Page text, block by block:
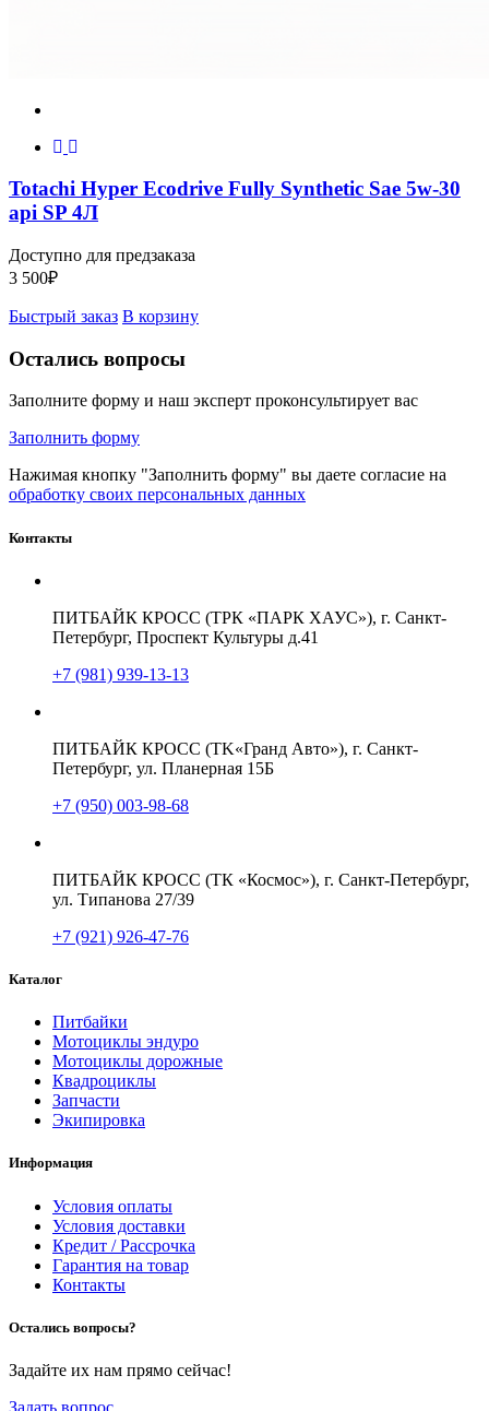
Totachi Hyper Ecodrive Fully Synthetic Sae 5w-30
api SP 4Л
Доступно для предзаказа
3 500₽
Быстрый заказ В корзину
Остались вопросы
Заполните форму и наш эксперт проконсультирует вас
Заполнить форму
Нажимая кнопку "Заполнить форму" вы даете согласие на
обработку своих персональных данных
Контакты
ПИТБАЙК КРОСС (ТРК «ПАРК ХАУС»), г. Санкт-
Петербург, Проспект Культуры д.41
+7 (981) 939-13-13
ПИТБАЙК КРОСС (TK«Гранд Авто»), г. Санкт-
Петербург, ул. Планерная 15Б
+7 (950) 003-98-68
ПИТБАЙК КРОСС (ТК «Космос»), г. Санкт-Петербург,
ул. Типанова 27/39
+7 (921) 926-47-76
Каталог
Питбайки
Мотоциклы эндуро
Мотоциклы дорожные
Квадроциклы
Запчасти
Экипировка
Информация
Условия оплаты
Условия доставки
Кредит / Рассрочка
Гарантия на товар
Контакты
Остались вопросы?
Задайте их нам прямо сейчас!
Задать вопрос